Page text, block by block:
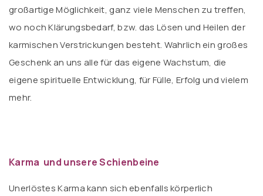
großartige Möglichkeit, ganz viele Menschen zu treffen,
wo noch Klärungsbedarf, bzw. das Lösen und Heilen der
karmischen Verstrickungen besteht. Wahrlich ein großes
Geschenk an uns alle für das eigene Wachstum, die
eigene spirituelle Entwicklung, für Fülle, Erfolg und vielem
mehr.
Karma und unsereSchienbeine
Unerlöstes Karma kann sich ebenfalls körperlich